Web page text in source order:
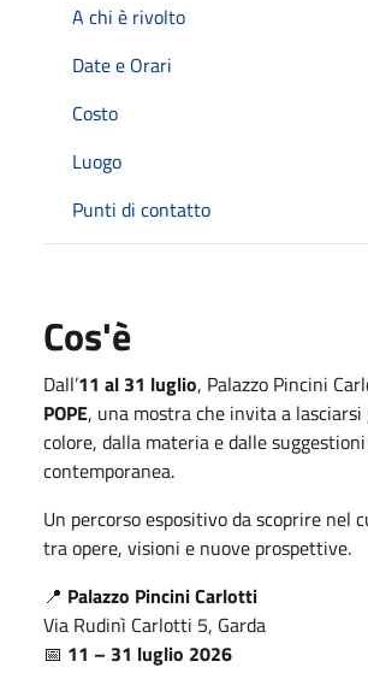
A chi è rivolto
Date e Orari
Costo
Luogo
Punti di contatto
Cos'è
Dall’11 al 31 luglio, Palazzo Pincini
POPE, una mostra che invita a lasciarsi
colore, dalla materia e dalle
contemporanea.
Un percorso espositivo da scoprire nel
tra opere, visioni e nuove prospettive.
📍 Palazzo Pincini Carlotti
Via Rudinì Carlotti 5, Garda
📅 11 – 31 luglio 2026